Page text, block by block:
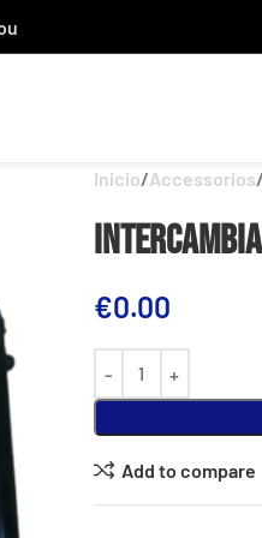
Inicio Accessorios
€0.00
Add to compare